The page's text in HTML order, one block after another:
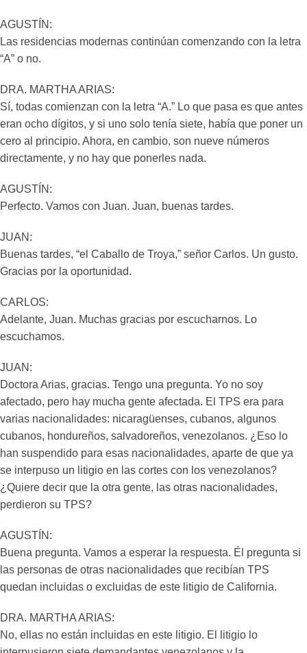
AGUSTÍN:
Las residencias modernas continúan comenzando con la letra
“A” o no.
DRA. MARTHA ARIAS:
Sí, todas comienzan con la letra “A.” Lo que pasa es que antes
eran ocho dígitos, y si uno solo tenía siete, había que poner un
cero al principio. Ahora, en cambio, son nueve números
directamente, y no hay que ponerles nada.
AGUSTÍN:
Perfecto. Vamos con Juan. Juan, buenas tardes.
JUAN:
Buenas tardes, “el Caballo de Troya,” señor Carlos. Un gusto.
Gracias por la oportunidad.
CARLOS:
Adelante, Juan. Muchas gracias por escucharnos. Lo
escuchamos.
JUAN:
Doctora Arias, gracias. Tengo una pregunta. Yo no soy
afectado, pero hay mucha gente afectada. El TPS era para
varias nacionalidades: nicaragüenses, cubanos, algunos
cubanos, hondureños, salvadoreños, venezolanos. ¿Eso lo
han suspendido para esas nacionalidades, aparte de que ya
se interpuso un litigio en las cortes con los venezolanos?
¿Quiere decir que la otra gente, las otras nacionalidades,
perdieron su TPS?
AGUSTÍN:
Buena pregunta. Vamos a esperar la respuesta. Él pregunta si
las personas de otras nacionalidades que recibían TPS
quedan incluidas o excluidas de este litigio de California.
DRA. MARTHA ARIAS:
No, ellas no están incluidas en este litigio. El litigio lo